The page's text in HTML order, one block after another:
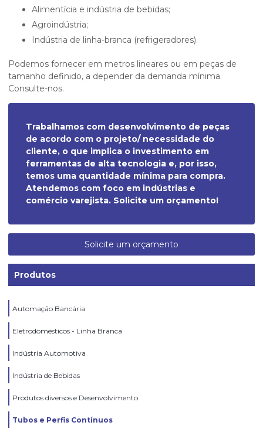
alimentícia e indústria de bebidas;
agroindústria;
indústria de linha-branca (refrigeradores).
Podemos fornecer em metros lineares ou em peças de
tamanho definido, a depender da demanda mínima.
Consulte-nos.
Trabalhamos com desenvolvimento de peças
de acordo com o projeto/ necessidade do
cliente, o que implica o investimento em
ferramentas de alta tecnologia e, por isso,
temos uma quantidade mínima para compra.
Atendemos com foco em indústrias e
comércio varejista. Solicite um orçamento!
Solicite um orçamento
Produtos
Automação Bancária
Eletrodomésticos - Linha Branca
Indústria Automotiva
Indústria de Bebidas
Produtos diversos e Desenvolvimento
Tubos e Perfis Contínuos